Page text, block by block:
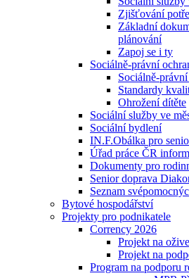
Zjišťování
Základní
plánování
Zapoj se i ty
Sociálně-právní
Sociálně-
Standardy
Ohrožení dítěte
Sociální služby ve
Sociální bydlení
IN.F.Obálka pro
Úřad práce ČR
Dokumenty pro
Senior doprava
Seznam
Bytové hospodářství
Projekty pro podnikatele
Corrency 2026
Projekt na
Projekt na
Program na podporu